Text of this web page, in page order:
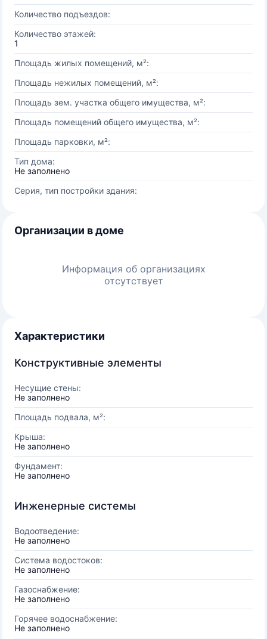
Количество подъездов:
Количество этажей:
1
Площадь жилых помещений, м²:
Площадь нежилых помещений, м²:
Площадь зем. участка общего имущества, м²:
Площадь помещений общего имущества, м²:
Площадь парковки, м²:
Тип дома:
Не заполнено
Серия, тип постройки здания:
Организации в доме
Информация об организациях
отсутствует
Характеристики
Конструктивные элементы
Несущие стены:
Не заполнено
Площадь подвала, м²:
Крыша:
Не заполнено
Фундамент:
Не заполнено
Инженерные системы
Водоотведение:
Не заполнено
Система водостоков:
Не заполнено
Газоснабжение:
Не заполнено
Горячее водоснабжение:
Не заполнено